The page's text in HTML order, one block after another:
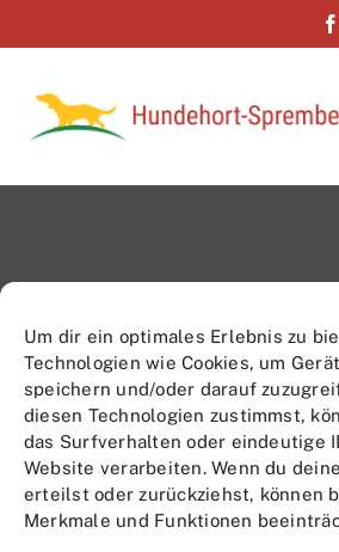
Um dir ein optimales Erlebnis zu
Technologien wie Cookies, um
speichern und/oder darauf
diesen Technologien zustimmst,
das Surfverhalten oder eindeutige
Website verarbeiten. Wenn du
erteilst oder zurückziehst, können
Merkmale und Funktionen
Inhalt
springen
Leistungen
Über Uns
Hundehort
Spremberg Inh.
Beatrice Schötz